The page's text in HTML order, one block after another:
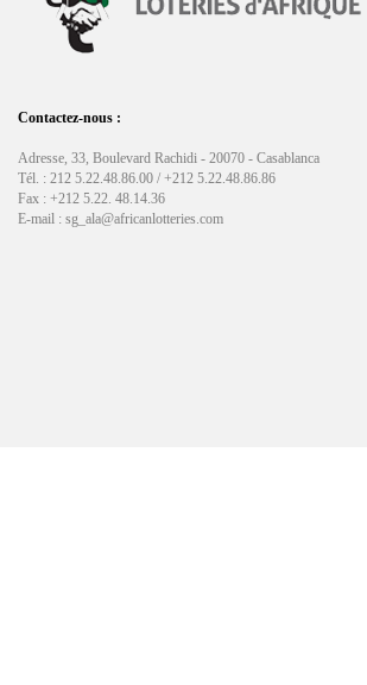
Contactez-nous :
Adresse, 33, Boulevard Rachidi - 20070 - Casablanca
Tél. : 212 5.22.48.86.00 / +212 5.22.48.86.86
Fax : +212 5.22. 48.14.36
E-mail : sg_ala@africanlotteries.com